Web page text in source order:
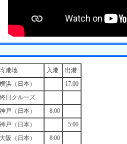
寄港地 入港
出港
横浜（日本）
17:00
終日クルーズ
神戸（日本）
8:00
神戸（日本）
5:00
大阪（日本）
8:00